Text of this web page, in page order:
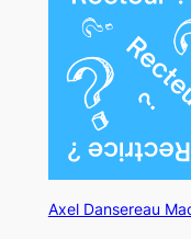
Axel Dansereau